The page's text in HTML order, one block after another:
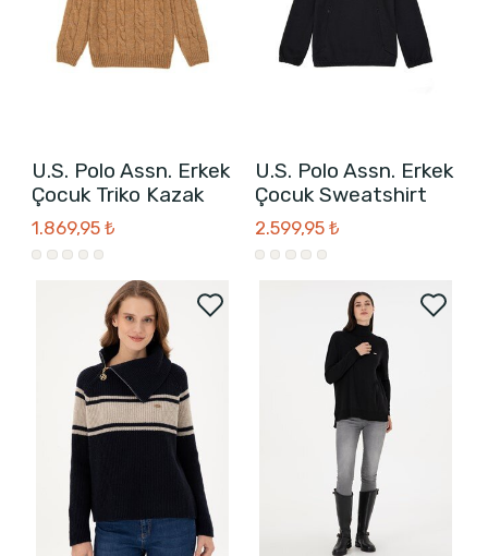
U.S. Polo Assn. Erkek
Çocuk Triko Kazak
1.869,95 ₺
U.S. Polo Assn. Erkek
Çocuk Sweatshirt
2.599,95 ₺